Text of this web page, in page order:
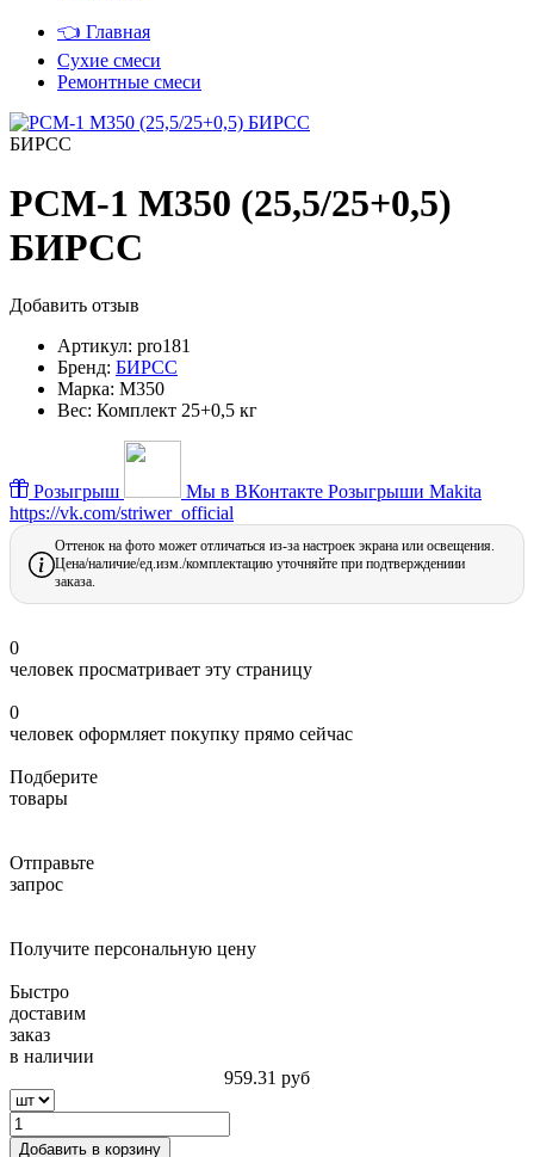
👈 Главная
Сухие смеси
Ремонтные смеси
БИРСС
РСМ-1 М350 (25,5/25+0,5)
БИРСС
Добавить отзыв
Артикул: pro181
Бренд: БИРСС
Марка: М350
Вес: Комплект 25+0,5 кг
Розыгрыш Мы в ВКонтакте Розыгрыши Makita
https://vk.com/striwer_official
Оттенок на фото может отличаться из-за настроек экрана или освещения.
Цена/наличие/ед.изм./комплектацию уточняйте при подтверждениии
заказа.
0
человек просматривает эту страницу
0
человек оформляет покупку прямо сейчас
Подберите
товары
Отправьте
запрос
Получите персональную цену
Быстро
доставим
заказ
в наличии
959.31 руб
Добавить в корзину